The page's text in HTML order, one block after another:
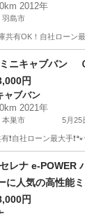
2012年
羽島市
共有OK！自社ローン
ニキャブバン
円
ャブバン
2021年
本巣市 5月25
❗️自社ローン最大手
キャブバン
レナ e-POWER
に人気の高性能
円